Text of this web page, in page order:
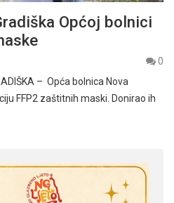
Općoj bolnici
0
– Opća bolnica Nova
FFP2 zaštitnih maski. Donirao ih